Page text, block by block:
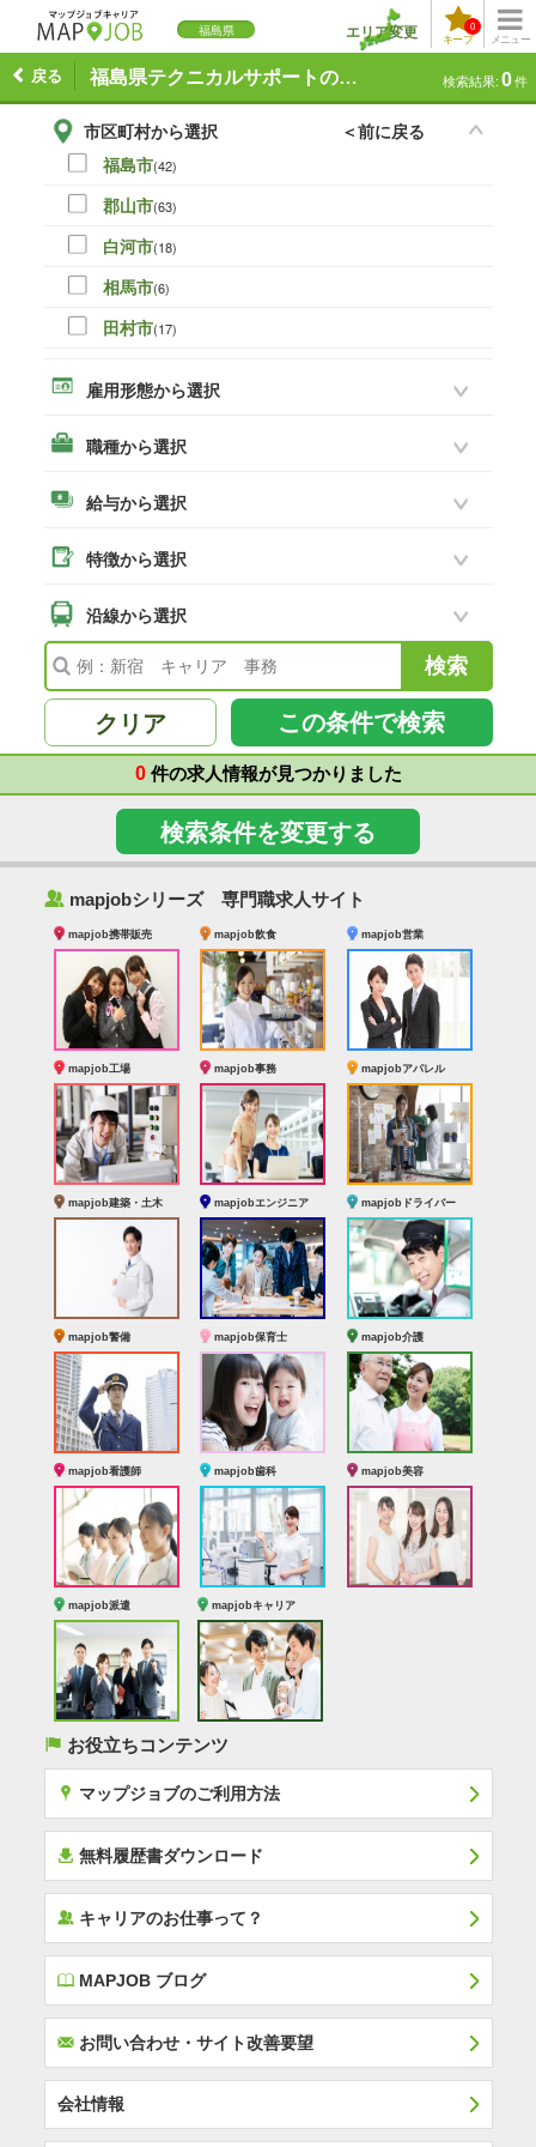
福島県
メニュー
キープ
0
エリア変更
福島県テクニカルサポートの求人一覧
戻る 検索結果: 0件
市区町村から選択
＜前に戻る
福島市(42)
郡山市(63)
白河市(18)
相馬市(6)
田村市(17)
いわき市(45)
須賀川市(28)
二本松市(18)
南相馬市(2)
会津若松市
福島県その他(99)
雇用形態から選択
職種から選択
給与から選択
特徴から選択
沿線から選択
クリア この条件で検索
0件の求人情報が見つかりました
検索条件を変更する
‰ mapjobシリーズ 専門職求人サイト
mapjob携帯販売 mapjob飲食 mapjob営業
mapjob工場 mapjob事務 mapjobアパレル
mapjob建築・土木 mapjobエンジニア mapjobドライバー
mapjob警備 mapjob保育士 mapjob介護
mapjob看護師 mapjob歯科 mapjob美容
mapjob派遣 mapjobキャリア
( お役立ちコンテンツ
x マップジョブのご利用方法
í 無料履歴書ダウンロード
‰キャリアのお仕事って？
EMAPJOB ブログ
Fお問い合わせ・サイト改善要望
会社情報